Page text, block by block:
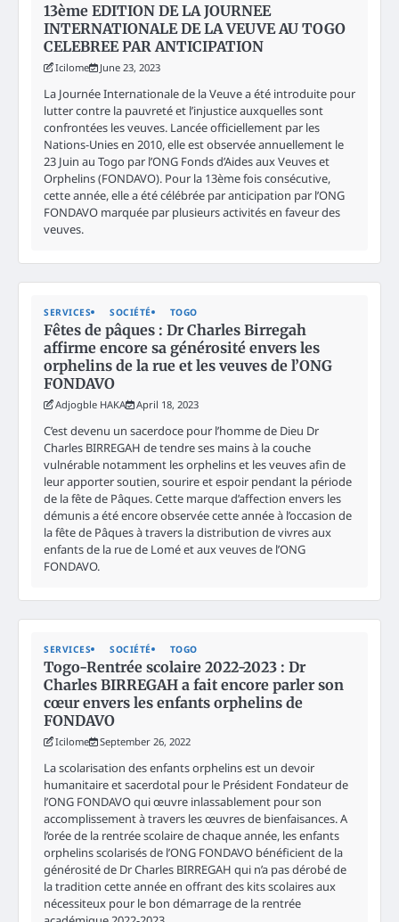
13ème EDITION DE LA JOURNEE
INTERNATIONALE DE LA VEUVE AU TOGO
CELEBREE PAR ANTICIPATION
Icilome June 23, 2023
La Journée Internationale de la Veuve a été introduite pour
lutter contre la pauvreté et l’injustice auxquelles sont
confrontées les veuves. Lancée officiellement par les
Nations-Unies en 2010, elle est observée annuellement le
23 Juin au Togo par l’ONG Fonds d’Aides aux Veuves et
Orphelins (FONDAVO). Pour la 13ème fois consécutive,
cette année, elle a été célébrée par anticipation par l’ONG
FONDAVO marquée par plusieurs activités en faveur des
veuves.
SERVICES SOCIÉTÉ TOGO
Fêtes de pâques : Dr Charles Birregah
affirme encore sa générosité envers les
orphelins de la rue et les veuves de l’ONG
FONDAVO
Adjogble HAKA April 18, 2023
C’est devenu un sacerdoce pour l’homme de Dieu Dr
Charles BIRREGAH de tendre ses mains à la couche
vulnérable notamment les orphelins et les veuves afin de
leur apporter soutien, sourire et espoir pendant la période
de la fête de Pâques. Cette marque d’affection envers les
démunis a été encore observée cette année à l’occasion de
la fête de Pâques à travers la distribution de vivres aux
enfants de la rue de Lomé et aux veuves de l’ONG
FONDAVO.
SERVICES SOCIÉTÉ TOGO
Togo-Rentrée scolaire 2022-2023 : Dr
Charles BIRREGAH a fait encore parler son
cœur envers les enfants orphelins de
FONDAVO
Icilome September 26, 2022
La scolarisation des enfants orphelins est un devoir
humanitaire et sacerdotal pour le Président Fondateur de
l’ONG FONDAVO qui œuvre inlassablement pour son
accomplissement à travers les œuvres de bienfaisances. A
l’orée de la rentrée scolaire de chaque année, les enfants
orphelins scolarisés de l’ONG FONDAVO bénéficient de la
générosité de Dr Charles BIRREGAH qui n’a pas dérobé de
la tradition cette année en offrant des kits scolaires aux
nécessiteux pour le bon démarrage de la rentrée